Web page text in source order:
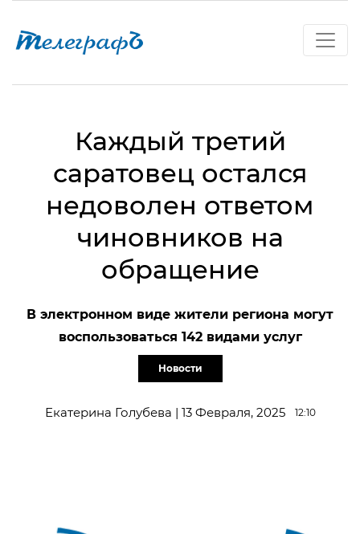
Каждый третий
саратовец остался
недоволен ответом
чиновников на
обращение
В электронном виде жители региона могут
воспользоваться 142 видами услуг
Новости
Екатерина Голубева | 13 Февраля, 2025 12:10